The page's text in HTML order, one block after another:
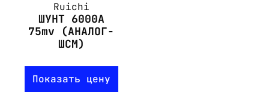
Ruichi
ШУНТ 6000А
75mv (АНАЛОГ-
ШСМ)
Показать цену